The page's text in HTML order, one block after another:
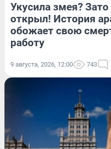
Укусила змея?
открыл! История
обожает свою
работу
9 августа, 2026, 12:00 743